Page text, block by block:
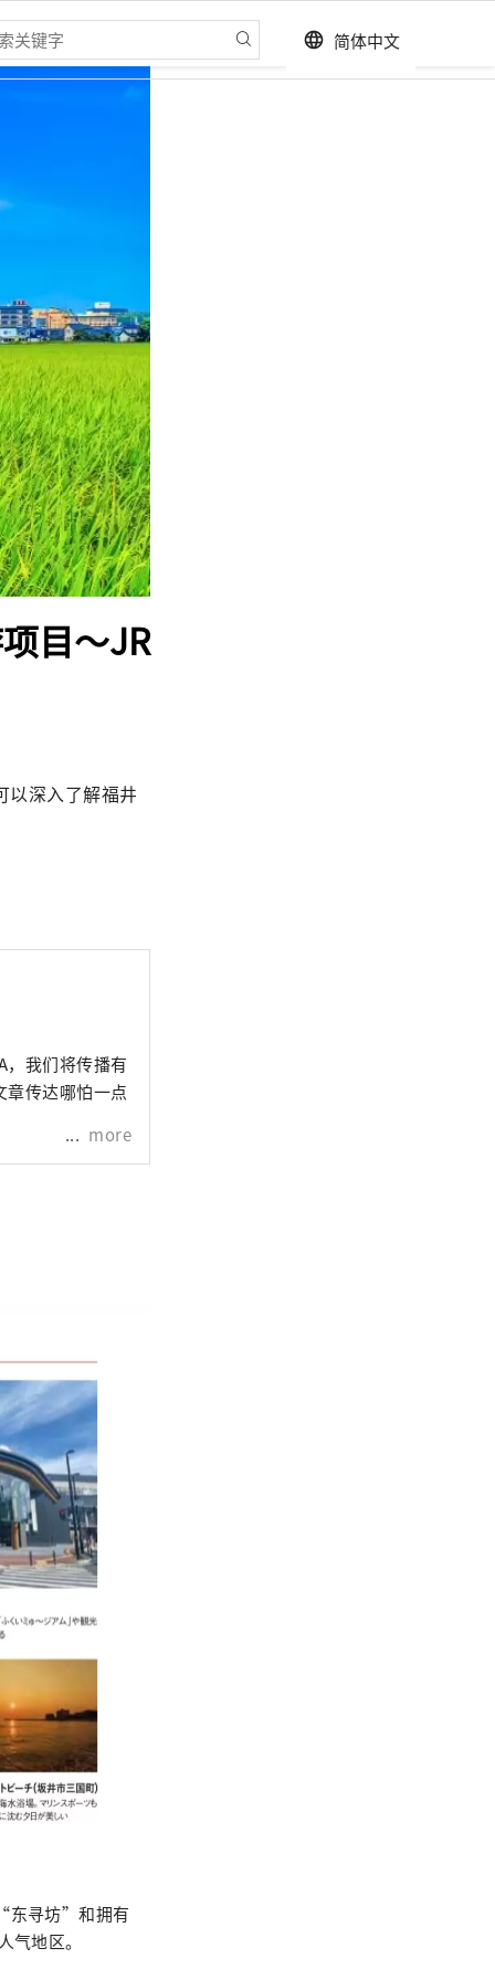
language 简体中文
目～JR
以深入了解福井
，我们将传播有
章传达哪怕一点
more
东寻坊”和拥有
地区。